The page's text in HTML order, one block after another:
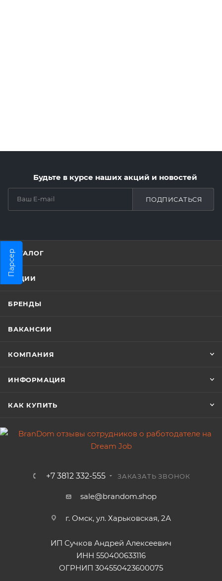
Парсер
Будьте в курсе наших акций и новостей
ПОДПИСАТЬСЯ
КАТАЛОГ
АКЦИИ
БРЕНДЫ
ВАКАНСИИ
КОМПАНИЯ
ИНФОРМАЦИЯ
КАК КУПИТЬ
+7 3812 332-555 ЗАКАЗАТЬ ЗВОНОК
sale@brandom.shop
г. Омск, ул. Харьковская, 2А
ИП Сучков Андрей Алексеевич
ИНН 550400633116
ОГРНИП 304550423600075